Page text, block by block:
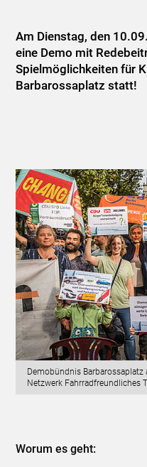
Am Dienstag, den
eine Demo mit
Spielmöglichkeiten für
Barbarossaplatz statt!
Demobündnis
Netzwerk Fahrradfreundliches
Worum es geht: